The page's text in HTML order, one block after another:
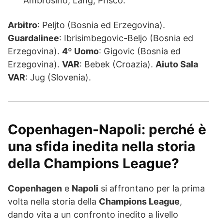
Arbitro: Peljto (Bosnia ed Erzegovina).
Guardalinee: Ibrisimbegovic-Beljo (Bosnia ed
Erzegovina). 4º Uomo: Gigovic (Bosnia ed
Erzegovina). VAR: Bebek (Croazia). Aiuto Sala
VAR: Jug (Slovenia).
Copenhagen-Napoli: perché è
una sfida inedita nella storia
della Champions League?
Copenhagen e Napoli si affrontano per la prima
volta nella storia della Champions League,
dando vita a un confronto inedito a livello